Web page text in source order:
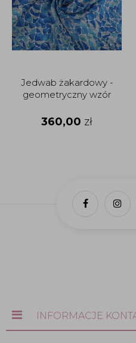
Jedwab żakardowy -
geometryczny wzór
360,00 zł
INFORMACJE